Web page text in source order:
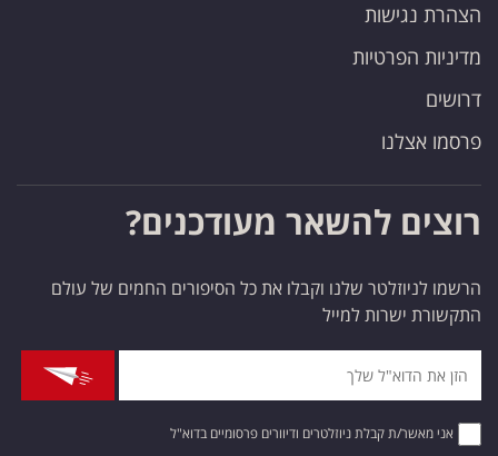
הצהרת נגישות
מדיניות הפרטיות
דרושים
פרסמו אצלנו
רוצים להשאר מעודכנים?
הרשמו לניוזלטר שלנו וקבלו את כל הסיפורים החמים של עולם
התקשורת ישרות למייל
אני מאשר/ת קבלת ניוזלטרים ודיוורים פרסומיים בדוא"ל